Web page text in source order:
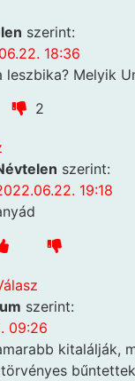
szerint:
18:36
leszbika? Melyik
2
szerint:
19:18
szerint:
09:26
kitalálják,